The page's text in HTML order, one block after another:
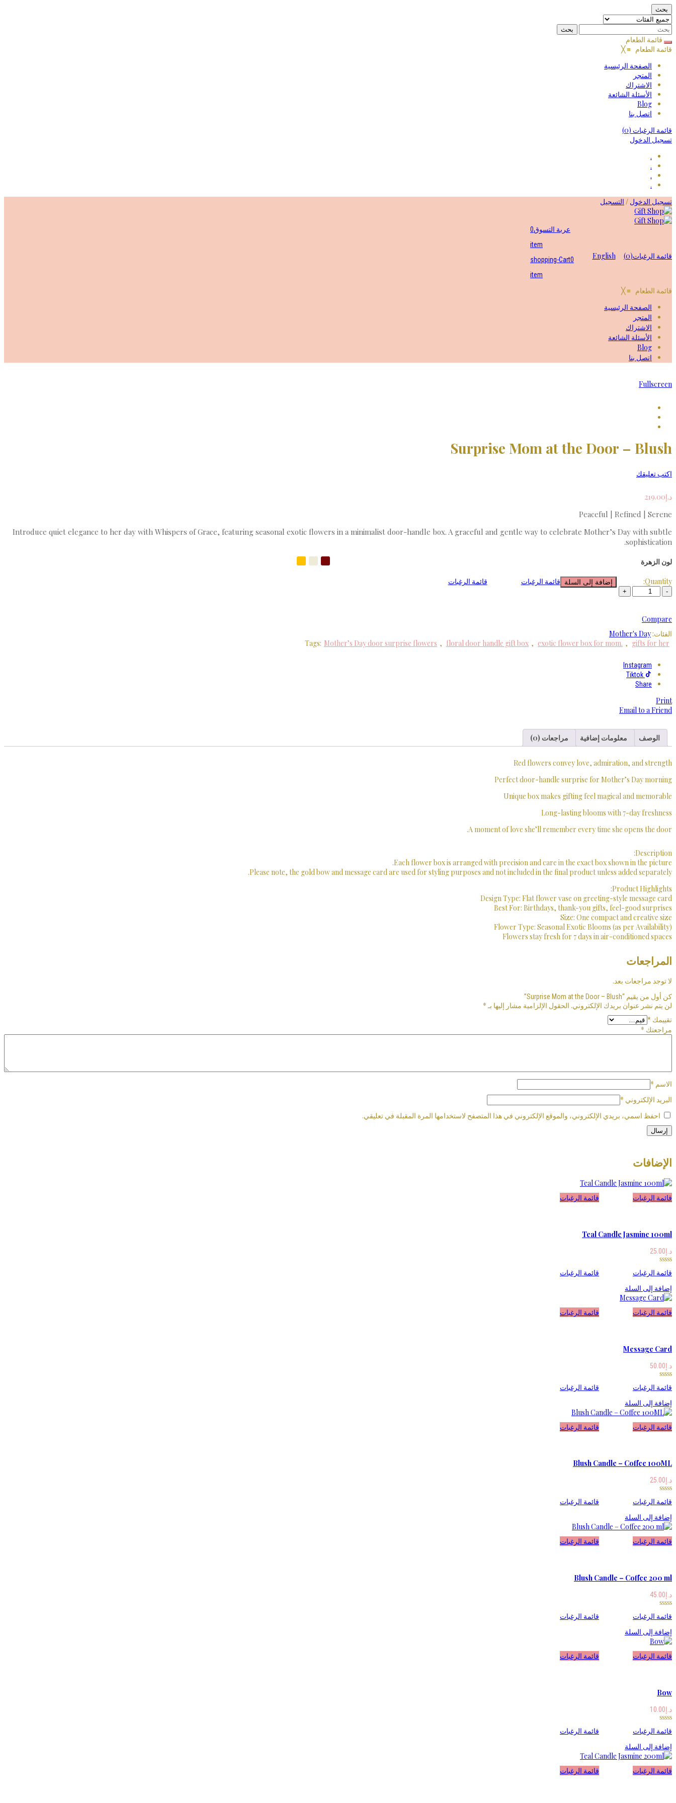
بحث
قائمة الطعام
قائمة الطعام ≡
╳
الصفحة الرئيسية
المتجر
الاشتراك
الأسئلة الشائعة
Blog
اتصل بنا
قائمة الرغبات (0)
تسجيل الدخول
.
.
.
.
Skip
to
content
تسجيل الدخول / التسجيل
قائمة الرغبات(0)
عربة التسوق0
item
shopping-Cart0
item
English
قائمة الطعام ≡
╳
الصفحة الرئيسية
المتجر
الاشتراك
الأسئلة الشائعة
Blog
اتصل بنا
Fullscreen
Surprise Mom at the Door – Blush
اكتب تعليقك
د.إ219.00
Peaceful | Refined | Serene
Introduce quiet elegance to her day with Whispers of Grace, featuring seasonal exotic flowers in a minimalist door-handle box. A graceful and gentle way to celebrate Mother’s Day with subtle
sophistication.
لون الزهرة
Quantity: إضافة إلى السلة قائمة الرغبات قائمة الرغبات
Compare
الفئات:Mother's Day
Tags: Mother’s Day door surprise flowers , floral door handle gift box , exotic flower box for mom. , gifts for her
Instagram
Share
Print
Email to a Friend
الوصف معلومات إضافية مراجعات (0)
Red flowers convey love, admiration, and strength
Perfect door-handle surprise for Mother’s Day morning
Unique box makes gifting feel magical and memorable
Long-lasting blooms with 7-day freshness
A moment of love she’ll remember every time she opens the door.
Description:
Each flower box is arranged with precision and care in the exact box shown in the picture.
Please note, the gold bow and message card are used for styling purposes and not included in the final product unless added separately.
Product Highlights:
Design Type: Flat flower vase on greeting-style message card
Best For: Birthdays, thank-you gifts, feel-good surprises
Size: One compact and creative size
Flower Type: Seasonal Exotic Blooms (as per Availability)
Flowers stay fresh for 7 days in air-conditioned spaces
المراجعات
لا توجد مراجعات بعد.
كن أول من يقيم “Surprise Mom at the Door – Blush”
لن يتم نشر عنوان بريدك الإلكتروني. الحقول الإلزامية مشار إليها بـ*
تقييمك *
مراجعتك *
الاسم *
البريد الإلكتروني *
احفظ اسمي، بريدي الإلكتروني، والموقع الإلكتروني في هذا المتصفح لاستخدامها المرة المقبلة في تعليقي.
الإضافات
قائمة الرغبات قائمة الرغبات
Teal Candle Jasmine 100ml
د.إ25.00
قائمة الرغبات
قائمة الرغبات
إضافة إلى السلة
قائمة الرغبات قائمة الرغبات
Message Card
د.إ50.00
قائمة الرغبات
قائمة الرغبات
إضافة إلى السلة
قائمة الرغبات قائمة الرغبات
Blush Candle – Coffee 100ML
د.إ25.00
قائمة الرغبات
قائمة الرغبات
إضافة إلى السلة
قائمة الرغبات قائمة الرغبات
Blush Candle – Coffee 200 ml
د.إ45.00
قائمة الرغبات
قائمة الرغبات
إضافة إلى السلة
قائمة الرغبات قائمة الرغبات
Bow
د.إ10.00
قائمة الرغبات
قائمة الرغبات
إضافة إلى السلة
قائمة الرغبات قائمة الرغبات